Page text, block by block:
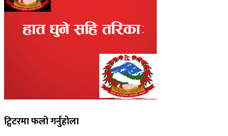
ट्विटरमा फलो गर्नुहोला